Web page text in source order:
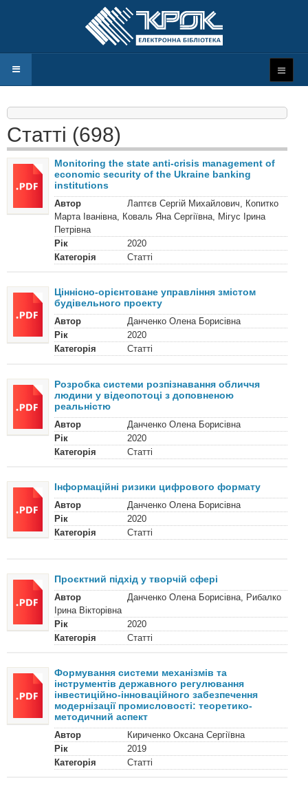
Статті (698)
Monitoring the state anti-crisis management of
economic security of the Ukraine banking
institutions
Автор
Лаптєв Сергій Михайлович, Копитко
Марта Іванівна, Коваль Яна Сергіївна, Мігус Ірина
Петрівна
Рік
2020
Категорія
Статті
Ціннісно-орієнтоване управління змістом
будівельного проекту
Автор
Данченко Олена Борисівна
Рік
2020
Категорія
Статті
Розробка системи розпізнавання обличчя
людини у відеопотоці з доповненою
реальністю
Автор
Данченко Олена Борисівна
Рік
2020
Категорія
Статті
Інформаційні ризики цифрового формату
Автор
Данченко Олена Борисівна
Рік
2020
Категорія
Статті
Проєктний підхід у творчій сфері
Автор
Данченко Олена Борисівна, Рибалко
Ірина Вікторівна
Рік
2020
Категорія
Статті
Формування системи механізмів та
інструментів державного регулювання
інвестиційно-інноваційного забезпечення
модернізації промисловості: теоретико-
методичний аспект
Автор
Кириченко Оксана Сергіївна
Рік
2019
Категорія
Статті